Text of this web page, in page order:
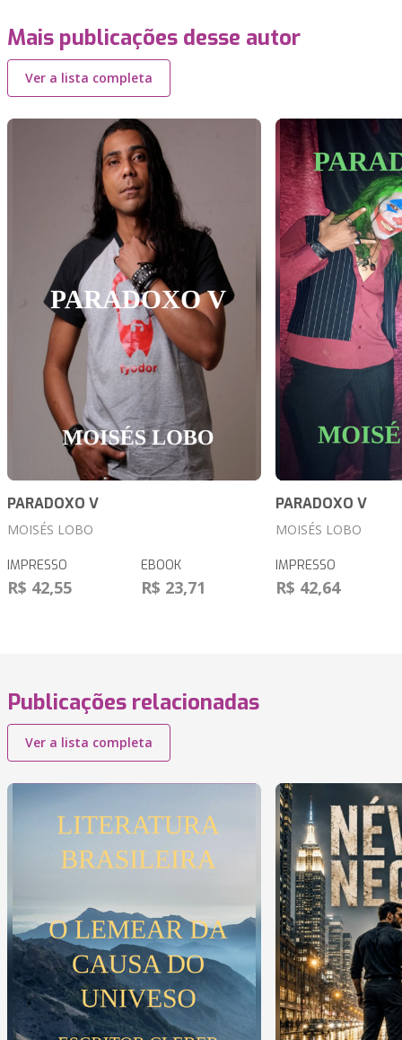
Mais publicações desse autor
Ver a lista completa
PARADOXO V
MOISÉS LOBO
IMPRESSO
R$ 42,55
EBOOK
R$ 23,71
PARADOXO V
MOISÉS LOBO
IMPRESSO
R$ 42,64
Publicações relacionadas
Ver a lista completa